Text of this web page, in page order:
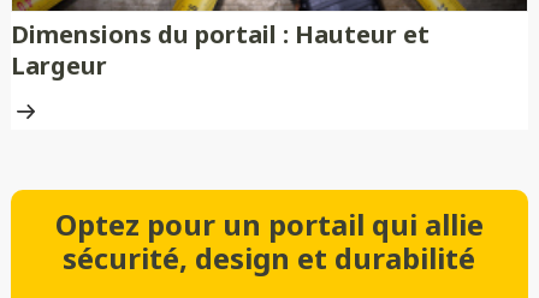
Dimensions du portail : Hauteur et
Largeur
Optez pour un portail qui allie
sécurité, design et durabilité